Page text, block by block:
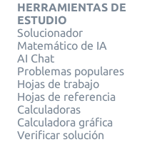
HERRAMIENTAS DE
ESTUDIO
Solucionador
Matemático de IA
AI Chat
Problemas populares
Hojas de trabajo
Hojas de referencia
Calculadoras
Calculadora gráfica
Verificar solución